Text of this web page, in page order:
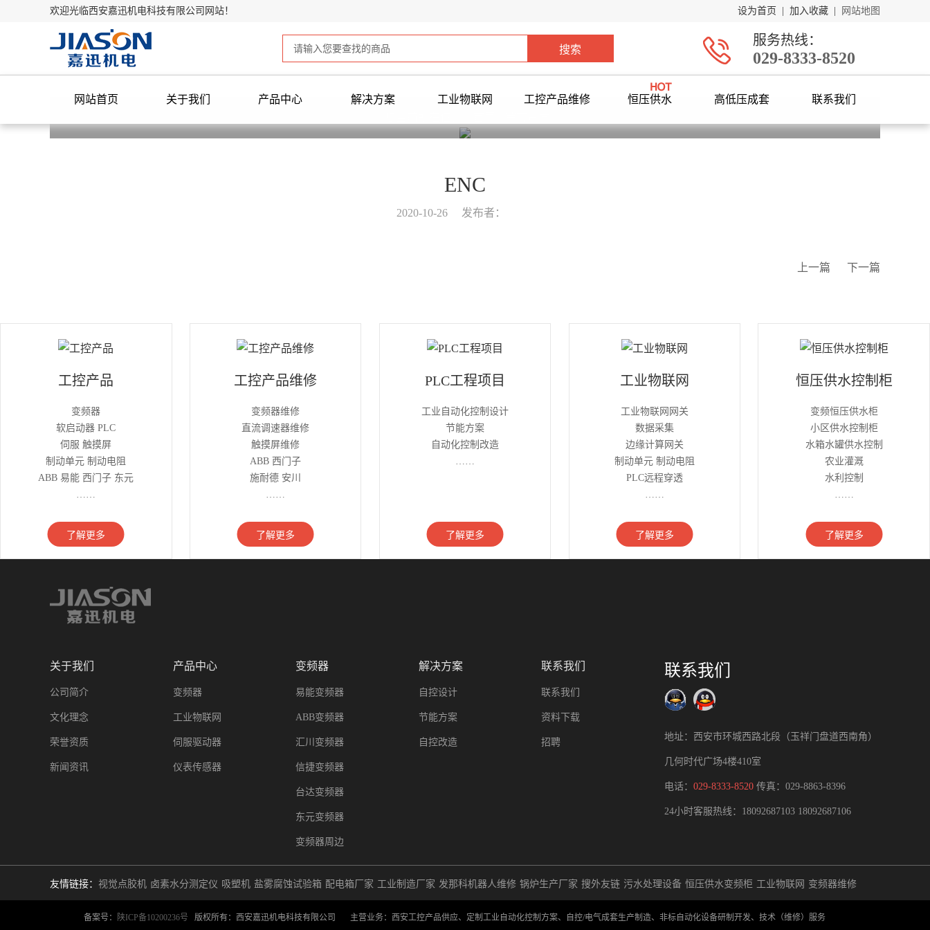
欢迎光临西安嘉迅机电科技有限公司网站！ 设为首页 加入收藏 网站地图
服务热线：
029-8333-8520
网站首页 关于我们 产品中心 解决方案 工业物联网 工控产品维修 恒压供水 高低压成套
联系我们
ENC
2020-10-26 发布者：
上一篇 下一篇
工控产品
变频器
软启动器 PLC
伺服 触摸屏
制动单元 制动电阻
ABB 易能 西门子 东元
……
了解更多
工控产品维修
变频器维修
直流调速器维修
触摸屏维修
ABB 西门子
施耐德 安川
……
了解更多
PLC工程项目
工业自动化控制设计
节能方案
自动化控制改造
……
了解更多
工业物联网
工业物联网网关
数据采集
边缘计算网关
制动单元 制动电阻
PLC远程穿透
……
了解更多
恒压供水控制柜
变频恒压供水柜
小区供水控制柜
水箱水罐供水控制
农业灌溉
水利控制
……
了解更多
关于我们
公司简介
文化理念
荣誉资质
新闻资讯
产品中心
变频器
工业物联网
伺服驱动器
仪表传感器
变频器
易能变频器
ABB变频器
汇川变频器
信捷变频器
台达变频器
东元变频器
变频器周边
解决方案
自控设计
节能方案
自控改造
联系我们
联系我们
资料下载
招聘
联系我们
地址：西安市环城西路北段（玉祥门盘道西南角）
几何时代广场4楼410室
电话： 029-8333-8520 传真：029-8863-8396
24小时客服热线： 18092687103 18092687106
友情链接： 视觉点胶机 卤素水分测定仪 吸塑机 盐雾腐蚀试验箱 配电箱厂家 工业制造厂家 发那科机器人维修 锅炉生产厂家 搜外友链 污水处理设备 恒压供水变频柜 工业物联网 变频器维修
备案号： 陕ICP备10200236号 版权所有：西安嘉迅机电科技有限公司 主营业务：西安工控产品供应、定制工业自动化控制方案、自控/电气成套生产制造、非标自动化设备研制开发、技术（维修）服务